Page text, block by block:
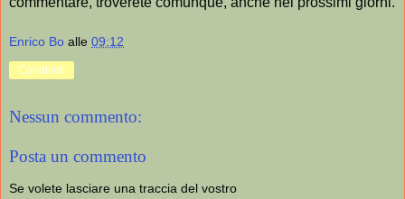
Enrico Bo alle 09:12
Condividi
Nessun commento:
Posta un commento
Se volete lasciare una traccia del vostro